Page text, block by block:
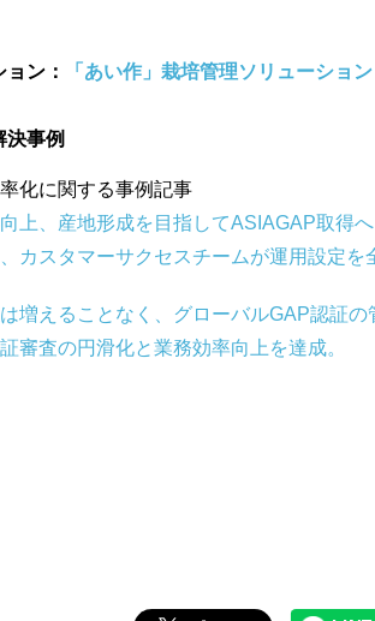
ン： 「あい作」栽培管理ソリューション
決事例
化に関する事例記事
上、産地形成を目指してASIAGAP取得
カスタマーサクセスチームが運用設定を
増えることなく、グローバルGAP認証
審査の円滑化と業務効率向上を達成。